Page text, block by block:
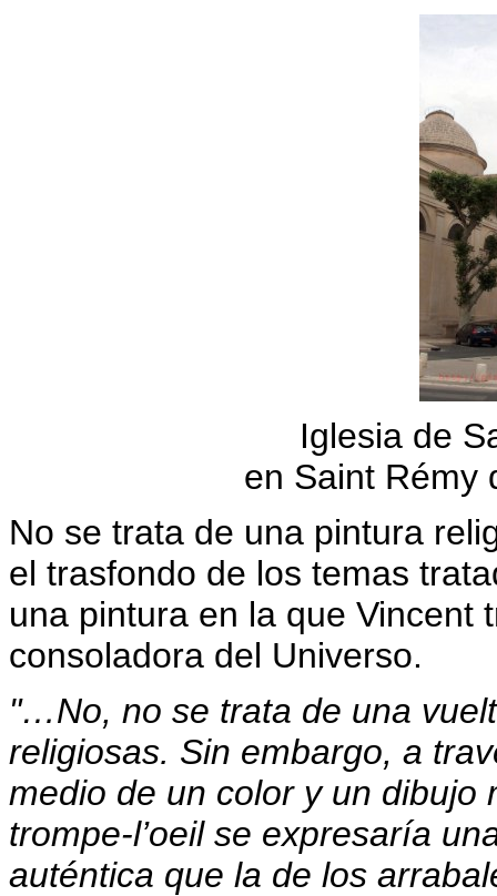
Iglesia de
en Saint Rémy
No se trata de una pintura
el trasfondo de los temas
una pintura en la que Vincent
consoladora del Universo.
"…No, no se trata de una
religiosas. Sin embargo, a
medio de un color y un dibujo
trompe-l’oeil se expresaría
auténtica que la de los